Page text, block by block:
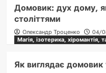
Домовик: дух дому,
століттями
Олександр Троценко
04/
Магія, ізотерика, хіромантія,
Як виглядає домовик